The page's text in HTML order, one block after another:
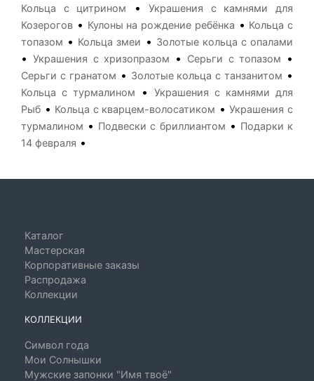
Кольца с цитрином •Украшения с камнями для
Козерогов • Кулоны на рождение ребёнка • Кольца с
топазом • Кольца змеи • Золотые кольца с опалами
•Украшения с хризопразом • Серьги с топазом •
Серьги с гранатом • Золотые кольца с танзанитом •
Кольца с турмалином • Украшения с камнями для
Рыб • Кольца с кварцем-волосатиком •Украшения с
турмалином • Подвески с бриллиантом • Подарки к
14 февраля •
Каталог
Мастерская
Корпоративные заказы
Распродажа
Коллекции
КОЛЛЕКЦИИ
Символ года
Мои Солнышки
Мужские запонки "Имя твоё"